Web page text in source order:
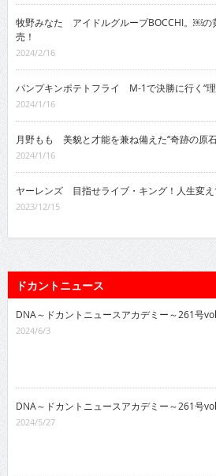
牧野みなた アイドルグループBOCCHI。￼の
売！
2024/2/16
パンプキンポテトフライ M-1で決勝に行く“
2024/1/16
月野もも 美貌と才能を兼ね備えた“奇跡の原石
2024/1/16
ヤーレンズ 目指せライブ・キング！人生変え
2023/12/15
ドカントニュース
DNA～ドカントニュースアカデミー～261号
2024/6/3
DNA～ドカントニュースアカデミー～261号
2024/5/27